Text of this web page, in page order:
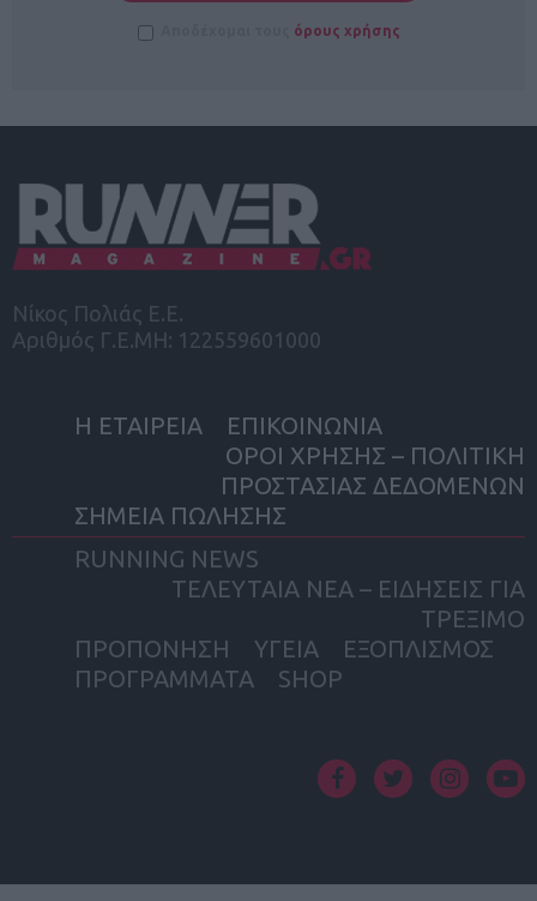
όρους χρήσης
Νίκος Πολιάς Ε.Ε.
Αριθμός Γ.Ε.ΜΗ: 122559601000
Η ΕΤΑΙΡΕΙΑ
ΕΠΙΚΟΙΝΩΝΙΑ
ΟΡΟΙ ΧΡΗΣΗΣ – ΠΟΛΙΤΙΚΗ
ΠΡΟΣΤΑΣΙΑΣ ΔΕΔΟΜΕΝΩΝ
ΣΗΜΕΙΑ ΠΩΛΗΣΗΣ
RUNNING NEWS
ΤΕΛΕΥΤΑΙΑ ΝΕΑ – ΕΙΔΗΣΕΙΣ ΓΙΑ
ΤΡΕΞΙΜΟ
ΠΡΟΠΟΝΗΣΗ
ΥΓΕΙΑ
ΕΞΟΠΛΙΣΜΟΣ
ΠΡΟΓΡΑΜΜΑΤΑ
SHOP